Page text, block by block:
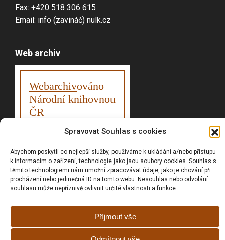
Spravovat Souhlas s cookies
Abychom poskytli co nejlepší služby, používáme k ukládání a/nebo přístupu
k informacím o zařízení, technologie jako jsou soubory cookies. Souhlas s
těmito technologiemi nám umožní zpracovávat údaje, jako je chování při
procházení nebo jedinečná ID na tomto webu. Nesouhlas nebo odvolání
souhlasu může nepříznivě ovlivnit určité vlastnosti a funkce.
Příjmout vše
Fax: +420 518 306 615
Email: info (zavináč) nulk.cz
Web archiv
Webarchivováno
Národní knihovnou
ČR
Vyhledávání
Prohlášní o přístupnosti
Zásady cookies (EU)
GDPR